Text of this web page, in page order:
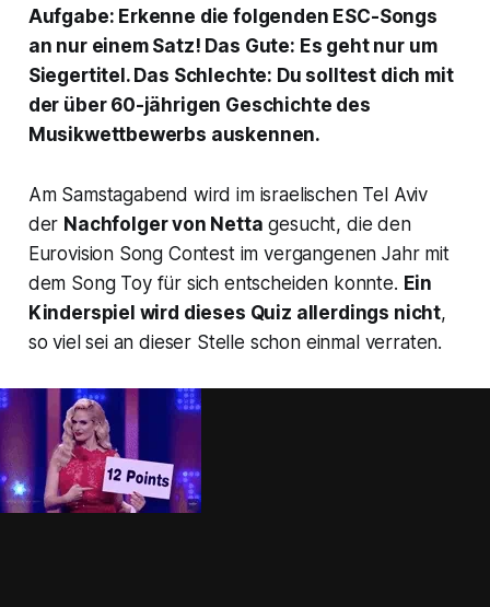
Aufgabe: Erkenne die folgenden ESC-Songs
an nur einem Satz! Das Gute: Es geht nur um
Siegertitel. Das Schlechte: Du solltest dich mit
der über 60-jährigen Geschichte des
Musikwettbewerbs auskennen.
Am Samstagabend wird im israelischen Tel Aviv
der Nachfolger von Netta gesucht, die den
Eurovision Song Contestim vergangenen Jahr mit
dem Song Toyfür sich entscheiden konnte. Ein
Kinderspiel wird dieses Quiz allerdings nicht,
so viel sei an dieser Stelle schon einmal verraten.